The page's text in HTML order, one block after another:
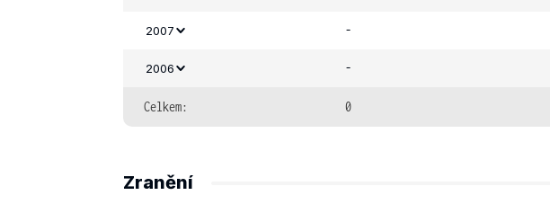
2007 -
2006 -
Celkem: 0
Zranění